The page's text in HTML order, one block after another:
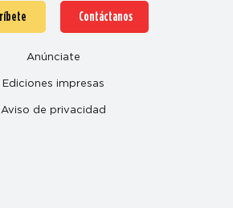
Contáctanos
Anúnciate
Ediciones impresas
Aviso de privacidad